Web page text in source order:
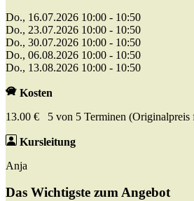
Do., 16.07.2026 10:00 - 10:50
Do., 23.07.2026 10:00 - 10:50
Do., 30.07.2026 10:00 - 10:50
Do., 06.08.2026 10:00 - 10:50
Do., 13.08.2026 10:00 - 10:50
Kosten
13.00 € 5 von 5 Terminen (Originalpreis
Kursleitung
Anja
Das Wichtigste zum Angebot